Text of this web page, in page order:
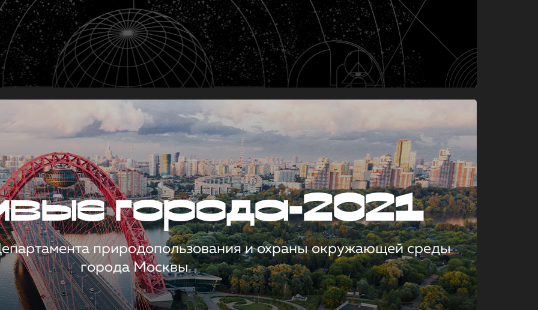
города-2021
природопользования и охраны окружающей среды
города Москвы